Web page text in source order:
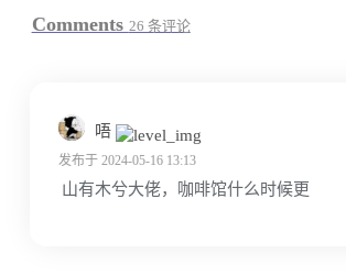
Comments 26 条评论
唔
发布于 2024-05-16 13:13
山有木兮大佬，咖啡馆什么时候更